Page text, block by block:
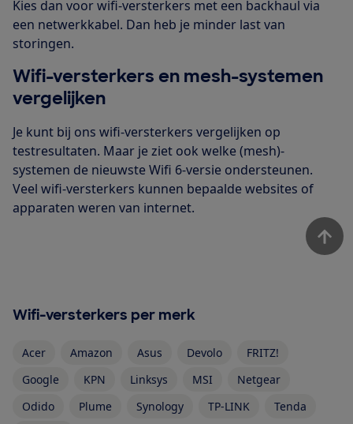
Kies dan voor wifi-versterkers met een backhaul via
een netwerkkabel. Dan heb je minder last van
storingen.
Wifi-versterkers en mesh-systemen
vergelijken
Je kunt bij ons wifi-versterkers vergelijken op
testresultaten. Maar je ziet ook welke (mesh)-
systemen de nieuwste Wifi 6-versie ondersteunen.
Veel wifi-versterkers kunnen bepaalde websites of
apparaten weren van internet.
Wifi-versterkers per merk
Acer Amazon Asus Devolo
FRITZ!
Google
KPN Linksys MSI
Netgear
Odido
Plume Synology TP-LINK
Tenda